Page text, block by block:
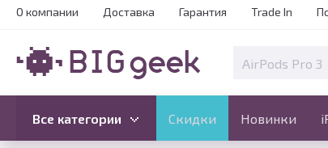
О компании Доставка Гарантия Trade In
Все категории Скидки Новинки
Скидки
Все категории